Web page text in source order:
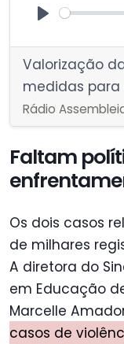
l
y
Valorização
medidas para
Rádio
Faltam
Os dois casos
de milhares
A diretora do
em Educação
Marcelle
casos de